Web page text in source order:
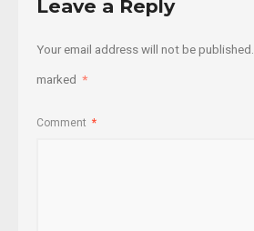
Leave a Reply
Your email address will not be published.
marked *
Comment *